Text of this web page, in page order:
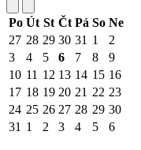
Po Út St Čt Pá So Ne
27 28 29 30 31 1
2
3
4 5 6 7 8
9
10 11 12 13 14 15 16
17 18 19 20 21 22 23
24 25 26 27 28 29 30
31 1 2 3 4 5 6